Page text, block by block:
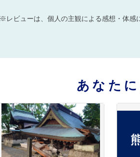
※レビューは、個人の主観による感想・体感
あなた